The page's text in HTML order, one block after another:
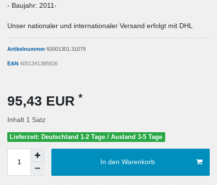
- Baujahr: 2011-
Unser nationaler und internationaler Versand erfolgt mit DHL
Artikelnummer60001301.31079
EAN 4051341385826
95,43 EUR *
Inhalt 1 Satz
Lieferzeit: Deutschland 1-2 Tage / Ausland 3-5 Tage
In den Warenkorb